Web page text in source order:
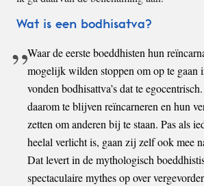
Wat is een bodhisatva?
Waar de eerste boeddhisten hun
mogelijk wilden stoppen om op te gaan
vonden bodhisattva’s dat te
daarom te blijven reïncarneren en hun
zetten om anderen bij te staan. Pas als
heelal verlicht is, gaan zij zelf ook mee
Dat levert in de mythologisch
spectaculaire mythes op over